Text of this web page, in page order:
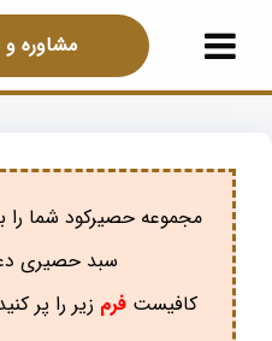
مشاوره
مجموعه حصیرکود شما را
سبد حصیری
کافیستفرم زیر را پر